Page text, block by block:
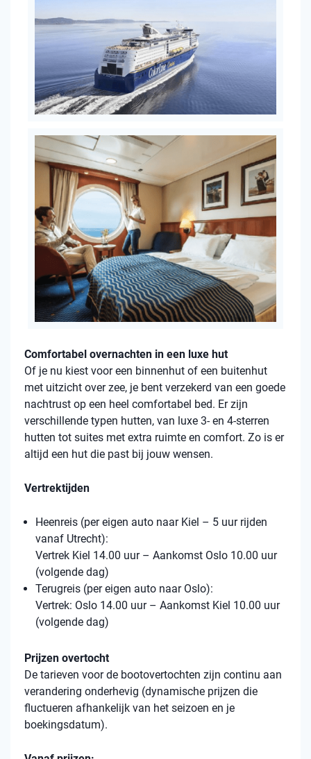
Comfortabel overnachten in een luxe hut
Of je nu kiest voor een binnenhut of een buitenhut
met uitzicht over zee, je bent verzekerd van een goede
nachtrust op een heel comfortabel bed. Er zijn
verschillende typen hutten, van luxe 3- en 4-sterren
hutten tot suites met extra ruimte en comfort. Zo is er
altijd een hut die past bij jouw wensen.
Vertrektijden
Heenreis (per eigen auto naar Kiel – 5 uur rijden
vanaf Utrecht):
Vertrek Kiel 14.00 uur – Aankomst Oslo 10.00 uur
(volgende dag)
Terugreis (per eigen auto naar Oslo):
Vertrek: Oslo 14.00 uur – Aankomst Kiel 10.00 uur
(volgende dag)
Prijzen overtocht
De tarieven voor de bootovertochten zijn continu aan
verandering onderhevig (dynamische prijzen die
fluctueren afhankelijk van het seizoen en je
boekingsdatum).